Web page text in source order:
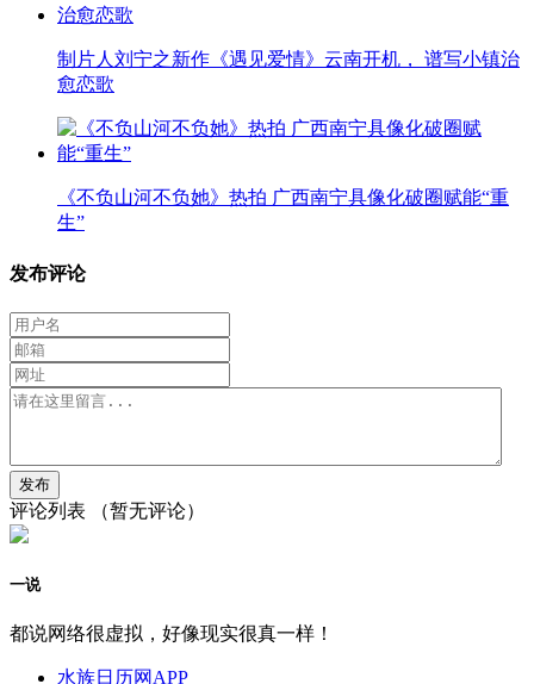
制片人刘宁之新作《遇见爱情》云南开机， 谱写小镇治
愈恋歌
《不负山河不负她》热拍 广西南宁具像化破圈赋能“重
生”
发布评论
评论列表 （暂无评论）
一说
都说网络很虚拟，好像现实很真一样！
水族日历网APP